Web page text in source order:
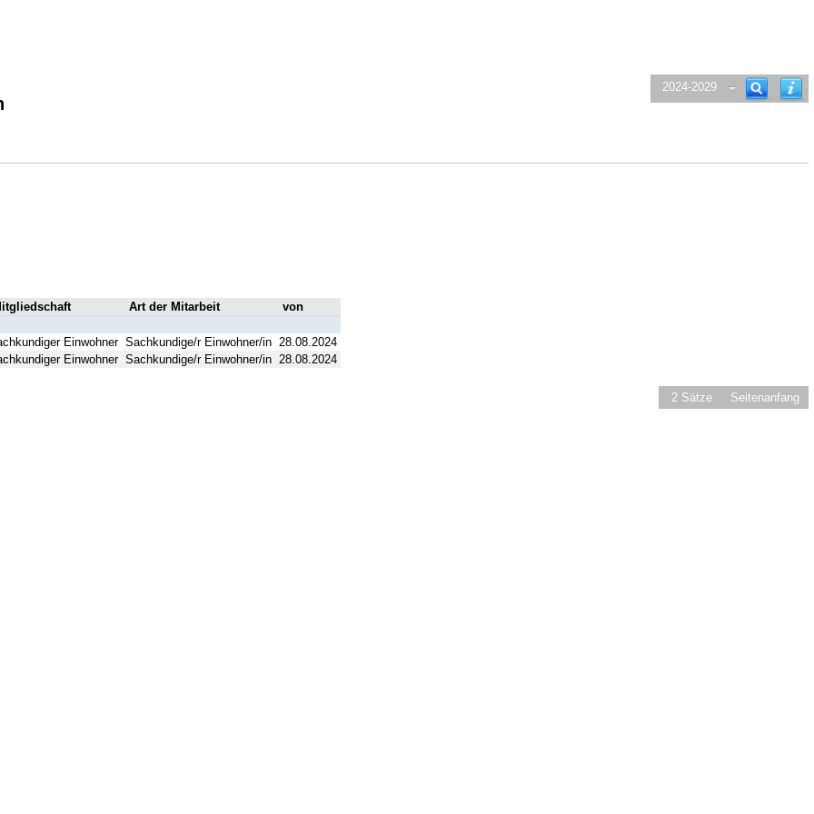
2024-2029
Art der Mitarbeit von
Einwohner Sachkundige/r Einwohner/in
28.08.2024
Einwohner Sachkundige/r Einwohner/in 28.08.2024
2 Sätze Seitenanfang